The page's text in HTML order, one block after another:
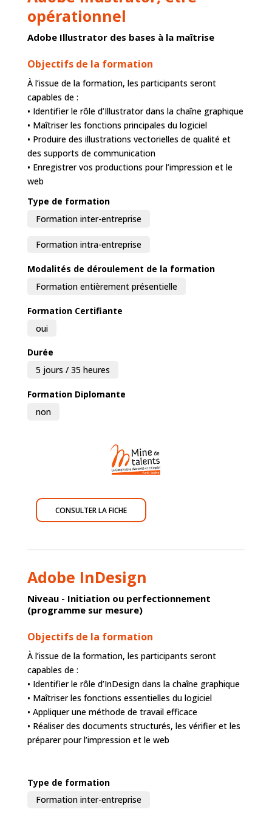
opérationnel
Adobe Illustrator des bases à la maîtrise
Objectifs de la formation
À l’issue de la formation, les participants seront
capables de :
• Identifier le rôle d’Illustrator dans la chaîne graphique
• Maîtriser les fonctions principales du logiciel
• Produire des illustrations vectorielles de qualité et
des supports de communication
• Enregistrer vos productions pour l’impression et le
web
Type de formation
Formation inter-entreprise
Formation intra-entreprise
Modalités de déroulement de la formation
Formation entièrement présentielle
Formation Certifiante
oui
Durée
5 jours / 35 heures
Formation Diplomante
non
CONSULTER LA FICHE
Adobe InDesign
Niveau - Initiation ou perfectionnement
(programme sur mesure)
Objectifs de la formation
À l’issue de la formation, les participants seront
capables de :
• Identifier le rôle d’InDesign dans la chaîne graphique
• Maîtriser les fonctions essentielles du logiciel
• Appliquer une méthode de travail efficace
• Réaliser des documents structurés, les vérifier et les
préparer pour l’impression et le web
Type de formation
Formation inter-entreprise